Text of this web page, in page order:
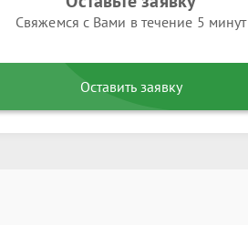
Свяжемся с Вами в течение 5 минут
Оставить заявку